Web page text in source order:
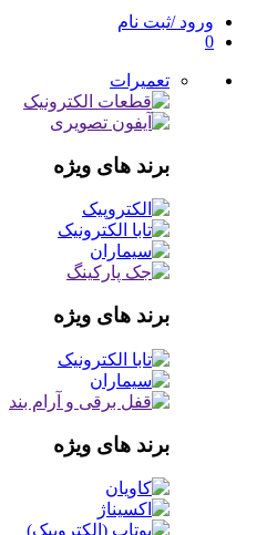
ورود /ثبت نام
0
تعمیرات
برند های ویژه
برند های ویژه
برند های ویژه